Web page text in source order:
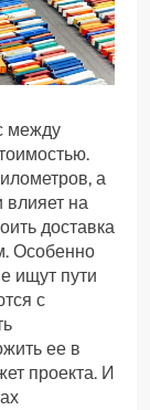
между
а
влияет на
доставка
Особенно
ищут пути
с
ее в
проекта. И